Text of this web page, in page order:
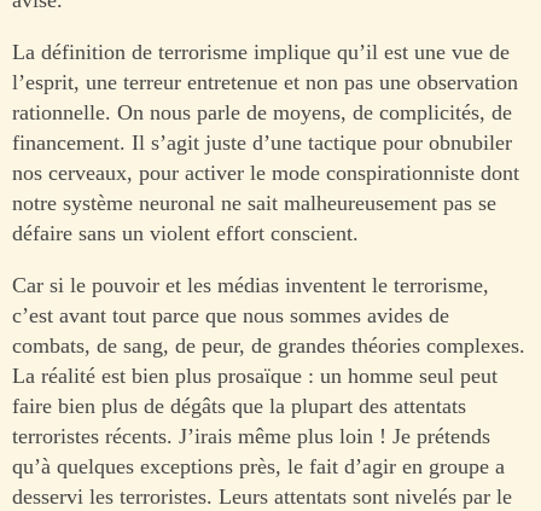
La définition de terrorisme implique qu’il est une vue de
l’esprit, une terreur entretenue et non pas une observation
rationnelle. On nous parle de moyens, de complicités, de
financement. Il s’agit juste d’une tactique pour obnubiler
nos cerveaux, pour activer le mode conspirationniste dont
notre système neuronal ne sait malheureusement pas se
défaire sans un violent effort conscient.
Car si le pouvoir et les médias inventent le terrorisme,
c’est avant tout parce que nous sommes avides de
combats, de sang, de peur, de grandes théories complexes.
La réalité est bien plus prosaïque : un homme seul peut
faire bien plus de dégâts que la plupart des attentats
terroristes récents. J’irais même plus loin ! Je prétends
qu’à quelques exceptions près, le fait d’agir en groupe a
desservi les terroristes. Leurs attentats sont nivelés par le